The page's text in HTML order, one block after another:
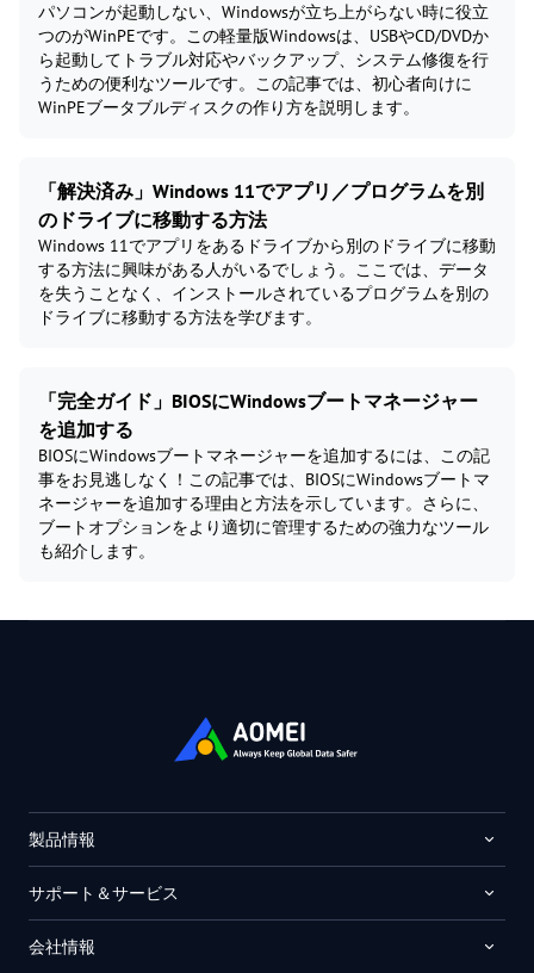
パソコンが起動しない、Windowsが立ち上がらない時に役立
つのがWinPEです。この軽量版Windowsは、USBやCD/DVDか
ら起動してトラブル対応やバックアップ、システム修復を行
うための便利なツールです。この記事では、初心者向けに
WinPEブータブルディスクの作り方を説明します。
「解決済み」Windows 11でアプリ／プログラムを別
のドライブに移動する方法
Windows 11でアプリをあるドライブから別のドライブに移動
する方法に興味がある人がいるでしょう。ここでは、データ
を失うことなく、インストールされているプログラムを別の
ドライブに移動する方法を学びます。
「完全ガイド」BIOSにWindowsブートマネージャー
を追加する
BIOSにWindowsブートマネージャーを追加するには、この記
事をお見逃しなく！この記事では、BIOSにWindowsブートマ
ネージャーを追加する理由と方法を示しています。さらに、
ブートオプションをより適切に管理するための強力なツール
も紹介します。
製品情報
サポート＆サービス
会社情報